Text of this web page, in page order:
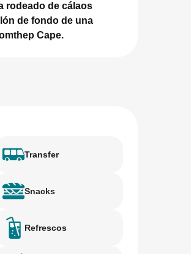
rodeado de cálaos
de fondo de una
Cape.
Transfer
Snacks
Refrescos